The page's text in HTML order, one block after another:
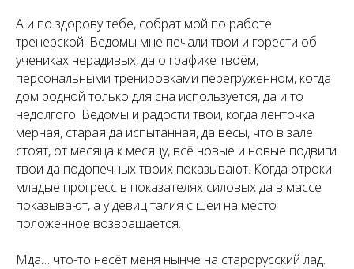
А и по здорову тебе, собрат мой по работе
тренерской! Ведомы мне печали твои и горести об
учениках нерадивых, да о графике твоём,
персональными тренировками перегруженном, когда
дом родной только для сна используется, да и то
недолгого. Ведомы и радости твои, когда ленточка
мерная, старая да испытанная, да весы, что в зале
стоят, от месяца к месяцу, всё новые и новые подвиги
твои да подопечных твоих показывают. Когда отроки
младые прогресс в показателях силовых да в массе
показывают, а у девиц талия с шеи на место
положенное возвращается.
Мда… что-то несёт меня нынче на старорусский лад.